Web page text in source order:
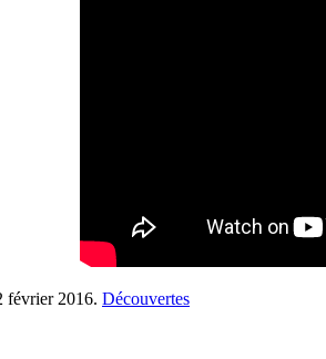
février 2016. Découvertes